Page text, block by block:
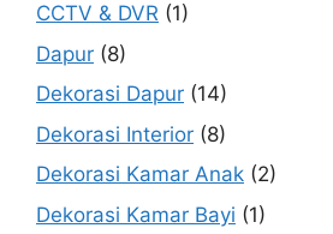
CCTV & DVR (1)
Dapur (8)
Dekorasi Dapur (14)
Dekorasi Interior (8)
Dekorasi Kamar Anak (2)
Dekorasi Kamar Bayi (1)